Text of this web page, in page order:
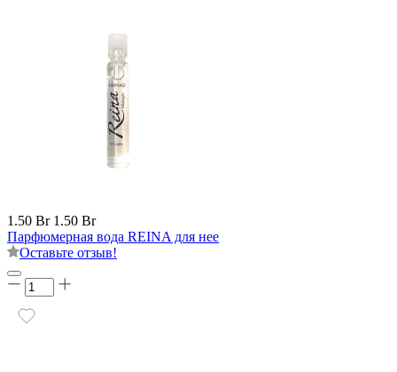
1.50 Br 1.50 Br
Парфюмерная вода REINA для нее
Оставьте отзыв!